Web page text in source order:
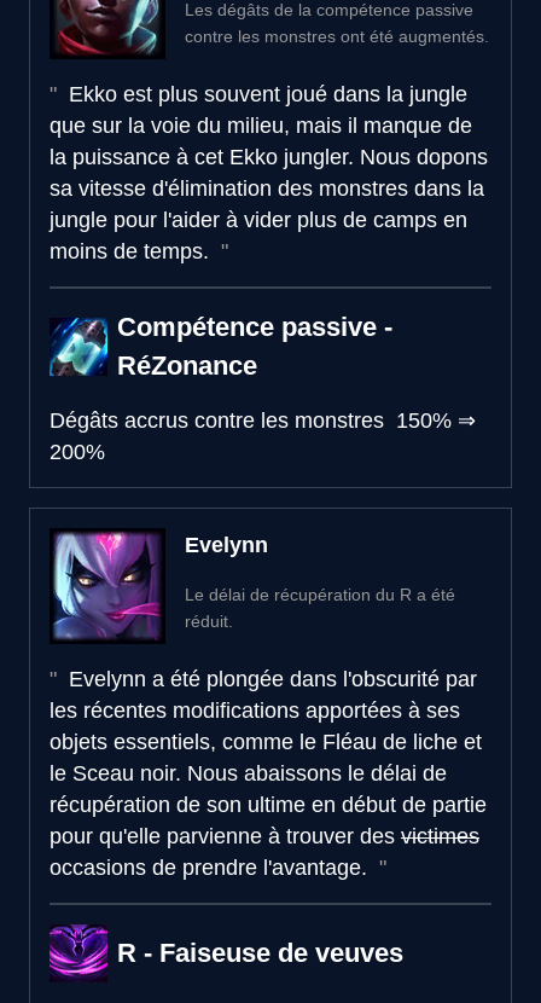
Les dégâts de la compétence passive
contre les monstres ont été augmentés.
Ekko est plus souvent joué dans la jungle
que sur la voie du milieu, mais il manque de
la puissance à cet Ekko jungler. Nous dopons
sa vitesse d'élimination des monstres dans la
jungle pour l'aider à vider plus de camps en
moins de temps.
Compétence passive -
RéZonance
Dégâts accrus contre les monstres 150% ⇒
200%
Evelynn
Le délai de récupération du R a été
réduit.
Evelynn a été plongée dans l'obscurité par
les récentes modifications apportées à ses
objets essentiels, comme le Fléau de liche et
le Sceau noir. Nous abaissons le délai de
récupération de son ultime en début de partie
pour qu'elle parvienne à trouver des victimes
occasions de prendre l'avantage.
R - Faiseuse de veuves